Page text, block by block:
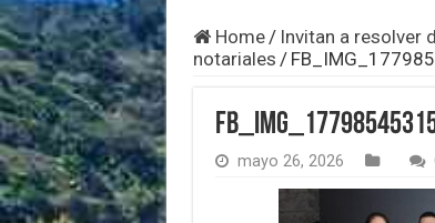
Home/ Invitan a resolver
notariales /
mayo 26, 2026